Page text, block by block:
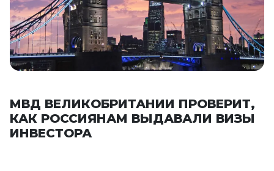
МВД ВЕЛИКОБРИТАНИИ ПРОВЕРИТ,
КАК РОССИЯНАМ ВЫДАВАЛИ ВИЗЫ
ИНВЕСТОРА